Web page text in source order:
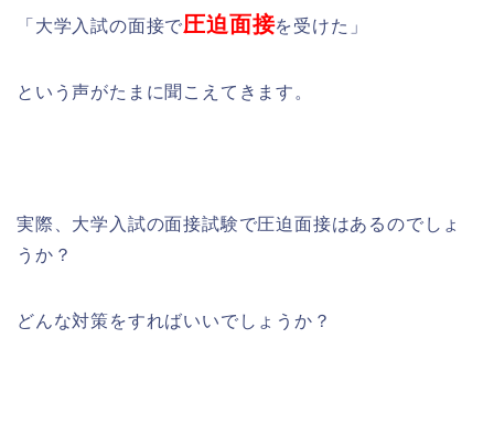
「大学入試の面接で圧迫面接を受けた」
という声がたまに聞こえてきます。
実際、大学入試の面接試験で圧迫面接はあるのでしょ
うか？
どんな対策をすればいいでしょうか？